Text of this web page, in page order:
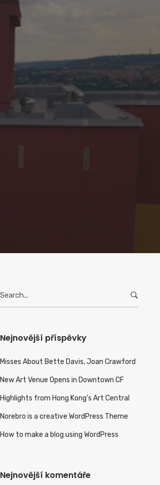
Nejnovější příspěvky
Misses About Bette Davis, Joan Crawford
New Art Venue Opens in Downtown CF
Highlights from Hong Kong’s Art Central
Norebro is a creative WordPress Theme
How to make a blog using WordPress
Nejnovější komentáře